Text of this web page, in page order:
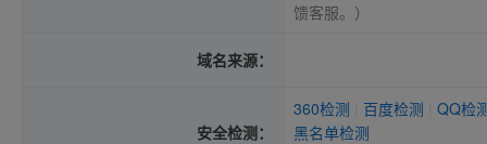
馈客服。）
域名来源：
安全检测：
360检测 百度检测
QQ检
黑名单检测